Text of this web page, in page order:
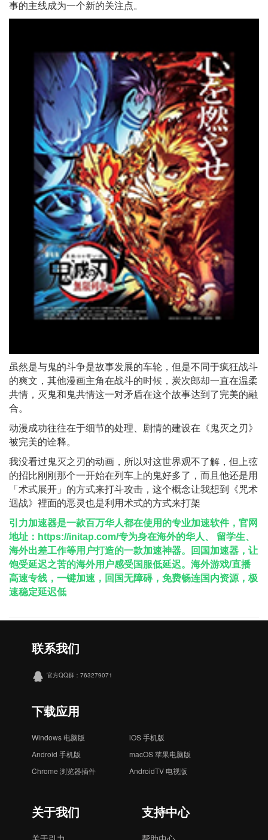
事的主线成为一个新的关注点。
虽然是与鬼的斗争是故事发展的车轮，但是不同于疯狂战斗
的爽文，其他漫画主角在战斗的时候，炭次郎却一直在温柔
共情，灭鬼和鬼共情这一对矛盾在这个故事达到了完美的融
合。
动漫成功往往在于细节的处理、剧情的建设在《鬼灭之刃》
被完美的诠释。
我没看过鬼灭之刃的动画，所以对这世界观不了解，但上弦
的招比刚刚那个一开始在列车上的鬼好多了，而且他还是用
「术式展开」的方式来打斗攻击，这个概念让我想到《咒术
迴战》裡面的恶灵也是利用术式的方式来打架
引力加速器是⼀款百万华⼈都在使⽤的专业加速软件，官网
地址： https://initap.com/专为身在海外的华⼈、 留学⽣、
海外出差⼯作等⽤户打造的⼀款加速神器。回国加速器，让
饱受延迟之苦的海外用户感受国服低延迟。海外游戏/直播
⾼速专线，⼀键加速，回国⽆障碍，免费畅连国内资源，极
速稳定延迟低
联系我们
官方QQ群：763279071
下载应用
Windows 电脑版
iOS 手机版
Android 手机版
macOS 苹果电脑版
Chrome 浏览器插件
AndroidTV 电视版
关于我们 支持中心